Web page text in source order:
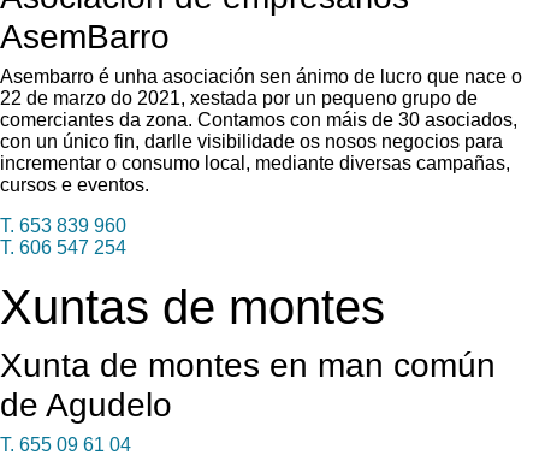
AsemBarro
Asembarro é unha asociación sen ánimo de lucro que nace o
22 de marzo do 2021, xestada por un pequeno grupo de
comerciantes da zona. Contamos con máis de 30 asociados,
con un único fin, darlle visibilidade os nosos negocios para
incrementar o consumo local, mediante diversas campañas,
cursos e eventos.
T. 653 839 960
T. 606 547 254
Xuntas de montes
Xunta de montes en man común
de Agudelo
T. 655 09 61 04